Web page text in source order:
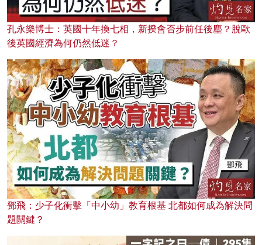
孔永樂博士：英國十年換七相，新揆會否步前任後塵？脫歐
後英國經濟為何仍然低迷？
鄧飛：少子化衝擊「中小幼」教育根基 北都如何成為解決問
題關鍵？